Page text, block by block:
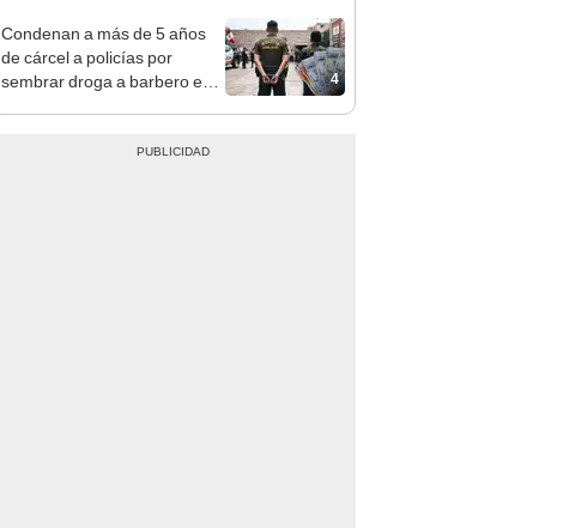
4
Condenan a más de 5 años
de cárcel a policías por
sembrar droga a barbero en